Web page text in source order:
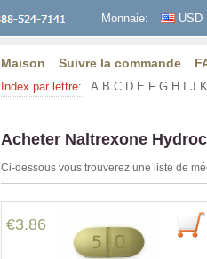
Monnaie: USD
Maison Suivre la commande
Index par lettre: A B C D E F G H J K
Acheter Naltrexone
Ci-dessous vous trouverez une liste de
€3.86